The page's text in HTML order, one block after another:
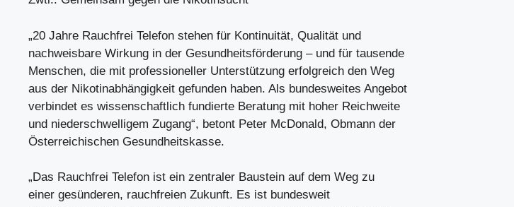
„20 Jahre Rauchfrei Telefon stehen für Kontinuität, Qualität und
nachweisbare Wirkung in der Gesundheitsförderung – und für tausende
Menschen, die mit professioneller Unterstützung erfolgreich den Weg
aus der Nikotinabhängigkeit gefunden haben. Als bundesweites Angebot
verbindet es wissenschaftlich fundierte Beratung mit hoher Reichweite
und niederschwelligem Zugang“, betont Peter McDonald, Obmann der
Österreichischen Gesundheitskasse.
„Das Rauchfrei Telefon ist ein zentraler Baustein auf dem Weg zu
einer gesünderen, rauchfreien Zukunft. Es ist bundesweit